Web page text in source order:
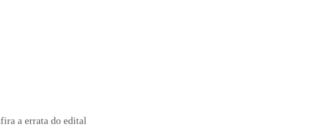
a errata do edital